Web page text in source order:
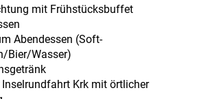
mit Frühstücksbuffet
Abendessen (Soft-
Bier/Wasser)
Krk mit örtlicher